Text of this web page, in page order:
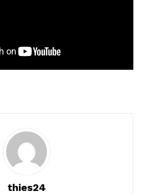
thies24